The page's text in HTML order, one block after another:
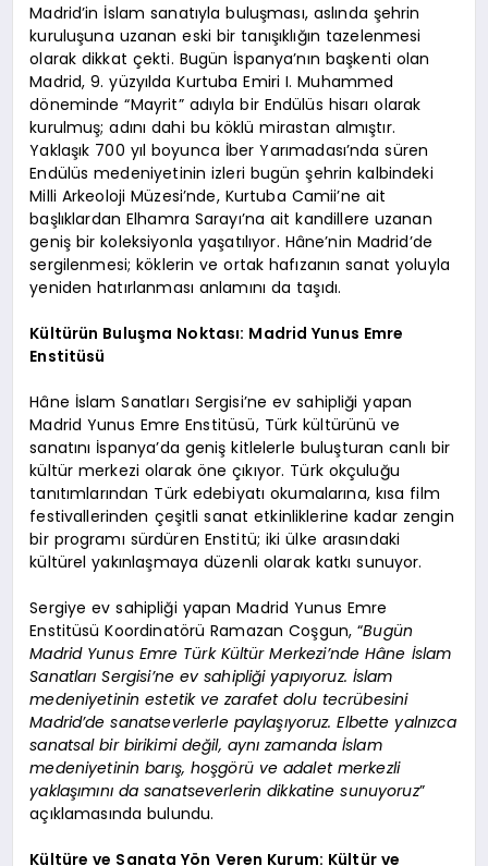
Madrid’in İslam sanatıyla buluşması, aslında şehrin
kuruluşuna uzanan eski bir tanışıklığın tazelenmesi
olarak dikkat çekti. Bugün İspanya’nın başkenti olan
Madrid, 9. yüzyılda Kurtuba Emiri I. Muhammed
döneminde “Mayrit” adıyla bir Endülüs hisarı olarak
kurulmuş; adını dahi bu köklü mirastan almıştır.
Yaklaşık 700 yıl boyunca İber Yarımadası’nda süren
Endülüs medeniyetinin izleri bugün şehrin kalbindeki
Milli Arkeoloji Müzesi’nde, Kurtuba Camii’ne ait
başlıklardan Elhamra Sarayı’na ait kandillere uzanan
geniş bir koleksiyonla yaşatılıyor. Hâne’nin Madrid’de
sergilenmesi; köklerin ve ortak hafızanın sanat yoluyla
yeniden hatırlanması anlamını da taşıdı.
Kültürün Buluşma Noktası: Madrid Yunus Emre
Enstitüsü
Hâne İslam Sanatları Sergisi’ne ev sahipliği yapan
Madrid Yunus Emre Enstitüsü, Türk kültürünü ve
sanatını İspanya’da geniş kitlelerle buluşturan canlı bir
kültür merkezi olarak öne çıkıyor. Türk okçuluğu
tanıtımlarından Türk edebiyatı okumalarına, kısa film
festivallerinden çeşitli sanat etkinliklerine kadar zengin
bir programı sürdüren Enstitü; iki ülke arasındaki
kültürel yakınlaşmaya düzenli olarak katkı sunuyor.
Sergiye ev sahipliği yapan Madrid Yunus Emre
Enstitüsü Koordinatörü Ramazan Coşgun, “Bugün
Madrid Yunus Emre Türk Kültür Merkezi’nde Hâne İslam
Sanatları Sergisi’ne ev sahipliği yapıyoruz. İslam
medeniyetinin estetik ve zarafet dolu tecrübesini
Madrid’de sanatseverlerle paylaşıyoruz. Elbette yalnızca
sanatsal bir birikimi değil, aynı zamanda İslam
medeniyetinin barış, hoşgörü ve adalet merkezli
yaklaşımını da sanatseverlerin dikkatine sunuyoruz”
açıklamasında bulundu.
Kültüre ve Sanata Yön Veren Kurum: Kültür ve